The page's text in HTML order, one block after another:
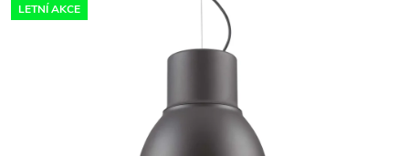
LETNÍ AKCE